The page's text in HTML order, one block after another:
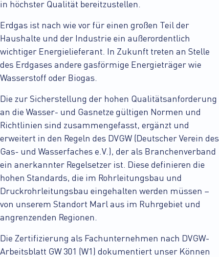
in höchster Qualität bereitzustellen.
Erdgas ist nach wie vor für einen großen Teil der
Haushalte und der Industrie ein außerordentlich
wichtiger Energielieferant. In Zukunft treten an Stelle
des Erdgases andere gasförmige Energieträger wie
Wasserstoff oder Biogas.
Die zur Sicherstellung der hohen Qualitätsanforderung
an die Wasser- und Gasnetze gültigen Normen und
Richtlinien sind zusammengefasst, ergänzt und
erweitert in den Regeln des DVGW (Deutscher Verein des
Gas- und Wasserfaches e.V.), der als Branchenverband
ein anerkannter Regelsetzer ist. Diese definieren die
hohen Standards, die im Rohrleitungsbau und
Druckrohrleitungsbau eingehalten werden müssen –
von unserem Standort Marl aus im Ruhrgebiet und
angrenzenden Regionen.
Die Zertifizierung als Fachunternehmen nach DVGW-
Arbeitsblatt GW 301 (W1) dokumentiert unser Können